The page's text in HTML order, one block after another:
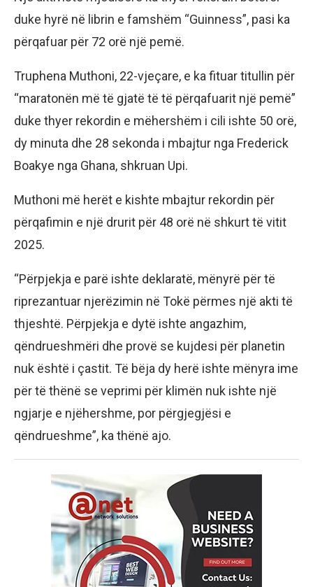
duke hyrë në librin e famshëm “Guinness”, pasi ka
përqafuar për 72 orë një pemë.
Truphena Muthoni, 22-vjeçare, e ka fituar titullin për
“maratonën më të gjatë të të përqafuarit një pemë”
duke thyer rekordin e mëhershëm i cili ishte 50 orë,
dy minuta dhe 28 sekonda i mbajtur nga Frederick
Boakye nga Ghana, shkruan Upi.
Muthoni më herët e kishte mbajtur rekordin për
përqafimin e një drurit për 48 orë në shkurt të vitit
2025.
“Përpjekja e parë ishte deklaratë, mënyrë për të
riprezantuar njerëzimin në Tokë përmes një akti të
thjeshtë. Përpjekja e dytë ishte angazhim,
qëndrueshmëri dhe provë se kujdesi për planetin
nuk është i çastit. Të bëja dy herë ishte mënyra ime
për të thënë se veprimi për klimën nuk ishte një
ngjarje e njëhershme, por përgjegjësi e
qëndrueshme”, ka thënë ajo.